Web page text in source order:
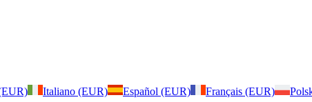
Italiano (EUR) Español (EUR) Français (EUR)